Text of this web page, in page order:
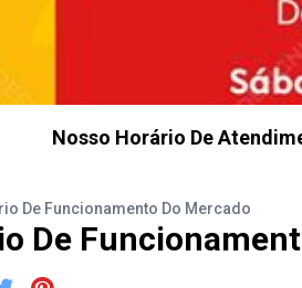
Nosso Horário De
De Funcionamento Do Mercado
De